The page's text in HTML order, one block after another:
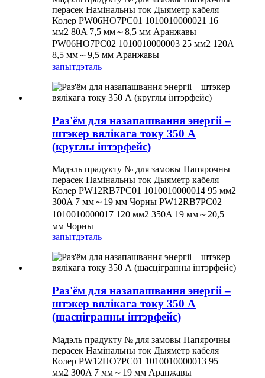
перасек Намінальны ток Дыяметр кабеля
Колер PW06HO7PC01 1010010000021 16
мм2 80A 7,5 мм～8,5 мм Аранжавы
PW06HO7PC02 1010010000003 25 мм2 120A
8,5 мм～9,5 мм Аранжавы
запытдэталь
Раз'ём для назапашвання энергіі –
штэкер вялікага току 350 А
(круглы інтэрфейс)
Мадэль прадукту № для замовы Папярочны
перасек Намінальны ток Дыяметр кабеля
Колер PW12RB7PC01 1010010000014 95 мм2
300A 7 мм～19 мм Чорны PW12RB7PC02
1010010000017 120 мм2 350A 19 мм～20,5
мм Чорны
запытдэталь
Раз'ём для назапашвання энергіі –
штэкер вялікага току 350 А
(шасцігранны інтэрфейс)
Мадэль прадукту № для замовы Папярочны
перасек Намінальны ток Дыяметр кабеля
Колер PW12HO7PC01 1010010000013 95
мм2 300A 7 мм～19 мм Аранжавы